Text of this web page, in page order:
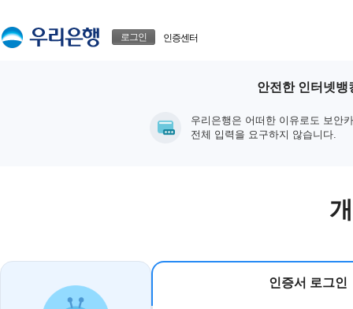
로그인 인증센터
안전한 인터넷뱅
우리은행은 어떠한 이유로도 보안
전체 입력을 요구하지 않습니다.
인증서 로그인